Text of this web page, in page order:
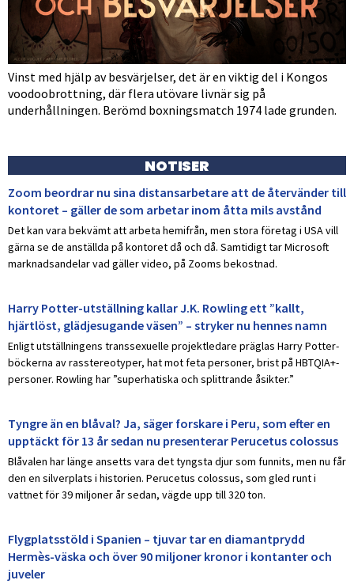
Vinst med hjälp av besvärjelser, det är en viktig del i Kongos
voodoobrottning, där flera utövare livnär sig på
underhållningen. Berömd boxningsmatch 1974 lade grunden.
NOTISER
Zoom beordrar nu sina distansarbetare att de återvänder till
kontoret – gäller de som arbetar inom åtta mils avstånd
Det kan vara bekvämt att arbeta hemifrån, men stora företag i USA vill
gärna se de anställda på kontoret då och då. Samtidigt tar Microsoft
marknadsandelar vad gäller video, på Zooms bekostnad.
Harry Potter-utställning kallar J.K. Rowling ett ”kallt,
hjärtlöst, glädjesugande väsen” – stryker nu hennes namn
Enligt utställningens transsexuelle projektledare präglas Harry Potter-
böckerna av rasstereotyper, hat mot feta personer, brist på HBTQIA+-
personer. Rowling har ”superhatiska och splittrande åsikter.”
Tyngre än en blåval? Ja, säger forskare i Peru, som efter en
upptäckt för 13 år sedan nu presenterar Perucetus colossus
Blåvalen har länge ansetts vara det tyngsta djur som funnits, men nu får
den en silverplats i historien. Perucetus colossus, som gled runt i
vattnet för 39 miljoner år sedan, vägde upp till 320 ton.
Flygplatsstöld i Spanien – tjuvar tar en diamantprydd
Hermès-väska och över 90 miljoner kronor i kontanter och
juveler